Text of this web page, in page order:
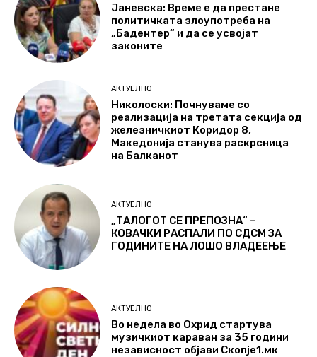
Јаневска: Време е да престане
политичката злоупотреба на
„Бадентер“ и да се усвојат
законите
АКТУЕЛНО
Николоски: Почнуваме со
реализација на третата секција од
железничкиот Коридор 8,
Македонија станува раскрсница
на Балканот
АКТУЕЛНО
„ТАЛОГОТ СЕ ПРЕПОЗНА“ –
КОВАЧКИ РАСПАЛИ ПО СДСМ ЗА
ГОДИНИТЕ НА ЛОШО ВЛАДЕЕЊЕ
АКТУЕЛНО
Во недела во Охрид стартува
музичкиот караван за 35 години
независност објави Скопје1.мк